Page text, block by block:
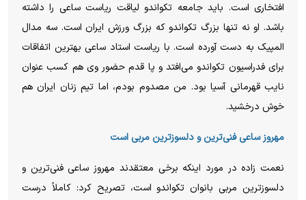
افتخاری است. باید جامعه تکواندو لیاقت ریاست ساعی را داشته
باشد. او نه تنها بزرگ تکواندو که بزرگ ورزش ایران است. سه مدال
المپیک به دست آورده است. با ریاست استاد ساعی بهترین اتفاقات
برای فدراسیون تکواندو می‌افتد و پا قدم حضور وی هم کسب عنوان
نایب قهرمانی آسیا بود. من مصدوم بودم، اما تیم زنان ایران هم
خوش درخشید.
مهروز ساعی فنی‌ترین و دلسوزترین مربی است
نعمت زاده در مورد اینکه برخی معتقدند مهروز ساعی فنی‌ترین و
دلسوزترین مربی بانوان تکواندو است، تصریح کرد: کاملاً درست